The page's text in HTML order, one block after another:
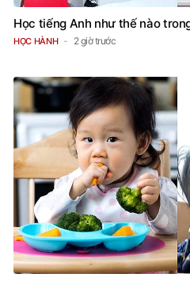
Học tiếng Anh như thế nào
HỌC HÀNH 2 giờ trước